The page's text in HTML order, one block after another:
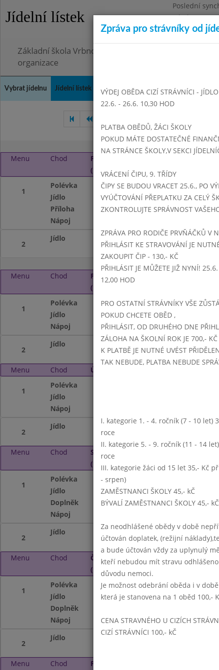
Jídelní lístek
Poslední
Pátek
Omezení
Základní škola Vrbno pod Pradědem, okres Bruntál,
organizace
Vybrat jídelnu Jídelní lístek Historie Kontakty a informace
Menu Chod
Pátek 1. 10. 2021
(11:15 - 14:00)
1
Polévka
hovězí vývar s
Jídlo
hovězí
Příloha
pro děti . ovoce
Nápoj
2
Jídlo široké nudle na
Menu Chod
Pondělí 4. 10. 2021
(11:15 - 14:00)
1
Polévka
hrachová
Jídlo
holandský
Nápoj
mléko,nápojový
2
Jídlo vejce, dušená
Menu Chod Úterý 5. 10. 2021 (11:15 - 14:00)
1
Polévka
Jídlo
Nápoj
2
Jídlo kuřecí rizoto
Menu Chod
Středa 6. 10. 2021
(11:15 - 14:00)
1
Polévka
Jídlo
krůtí po
Doplněk
děti - jablečná
Nápoj
2
Jídlo zapečené
Menu Chod
Čtvrtek 7. 10. 2021
(11:15 - 14:00)
1
Polévka
kachní s
Jídlo
vepřové maso v
Doplněk
Nápoj
nápojový automat
2
Jídlo rybí nugety,
Menu Chod
Pátek 8. 10. 2021
Zpráva pro strávníky od
VÝDEJ OBĚDA CIZÍ STRÁVNÍCI -
22.6. - 26.6. 10,30 HOD
PLATBA OBĚDŮ, ŽÁCI ŠKOLY
POKUD MÁTE DOSTATEČNÉ
NA STRÁNCE ŠKOLY,V SEKCI
VRÁCENÍ ČIPU, 9. TŘÍDY
ČIPY SE BUDOU VRACET 25.6., PO
VYÚČTOVÁNÍ PŘEPLATKU ZA CELÝ
ZKONTROLUJTE SPRÁVNOST
ZPRÁVA PRO RODIČE PRVŇÁČKŮ V
PŘIHLÁSIT KE STRAVOVÁNÍ JE
ZAKOUPIT ČIP - 130,- KČ
PŘIHLÁSIT JE MŮŽETE JIŽ NYNÍ!
12,00 HOD
PRO OSTATNÍ STRÁVNÍKY VŠE
POKUD CHCETE OBĚD ,
PŘIHLÁSIT, OD DRUHÉHO DNE
ZÁLOHA NA ŠKOLNÍ ROK JE 700,- KČ
K PLATBĚ JE NUTNÉ UVÉST
TAK NEBUDE, PLATBA NEBUDE
I. kategorie 1. - 4. ročník (7 - 10
roce
II. kategorie 5. - 9. ročník (11 - 14
roce
III. kategorie žáci od 15 let 35,- Kč
- srpen)
ZAMĚSTNANCI ŠKOLY 45,- kČ
BÝVALÍ ZAMĚSTNANCI ŠKOLY 45,- kČ
Za neodhlášené obědy v době
účtován doplatek, (režijní
a bude účtován vždy za uplynulý
kteří nebudou mít stravu
důvodu nemoci.
Je možnost odebrání oběda i v
která je stanovena na 1 oběd 100,-
CENA STRAVNÉHO U CIZÍCH
CIZÍ STRÁVNÍCI 100,- kČ